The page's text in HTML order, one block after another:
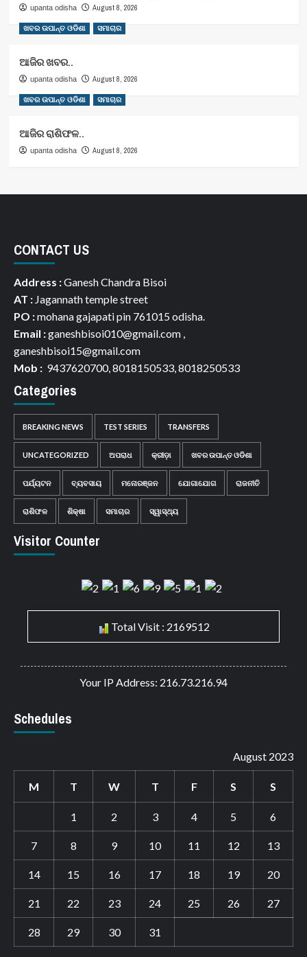
upanta odisha August 8, 2026
ଖବର ଉପାନ୍ତ ଓଡିଶା ସମାଚାର
ଆଜିର ଖବର..
upanta odisha August 8, 2026
ଖବର ଉପାନ୍ତ ଓଡିଶା ସମାଚାର
ଆଜିର ରାଶିଫଳ..
upanta odisha August 8, 2026
CONTACT US
Address :Ganesh Chandra Bisoi
AT : Jagannath temple street
PO :mohana gajapati pin 761015 odisha.
Email :ganeshbisoi010@gmail.com ,
ganeshbisoi15@gmail.com
Mob : 9437620700, 8018150533, 8018250533
Categories
BREAKING NEWS TEST SERIES TRANSFERS
UNCATEGORIZED ଅପରାଧ କ୍ରୀଡ଼ା ଖବର ଉପାନ୍ତ ଓଡିଶା
ପର୍ଯ୍ୟଟନ ବ୍ୟବସାୟ ମନୋରଞ୍ଜନ ଯୋଗାଯୋଗ ରାଜନୀତି
ରାଶିଫଳ ଶିକ୍ଷା ସମାଚାର ସ୍ୱାସ୍ଥ୍ୟ
Visitor Counter
Total Visit : 2169512
Your IP Address: 216.73.216.94
Schedules
August 2023
M T W T F S S
1 2 3 4 5 6
7 8 9 10 11 12 13
14 15 16 17 18 19 20
21 22 23 24 25 26 27
28 29 30 31